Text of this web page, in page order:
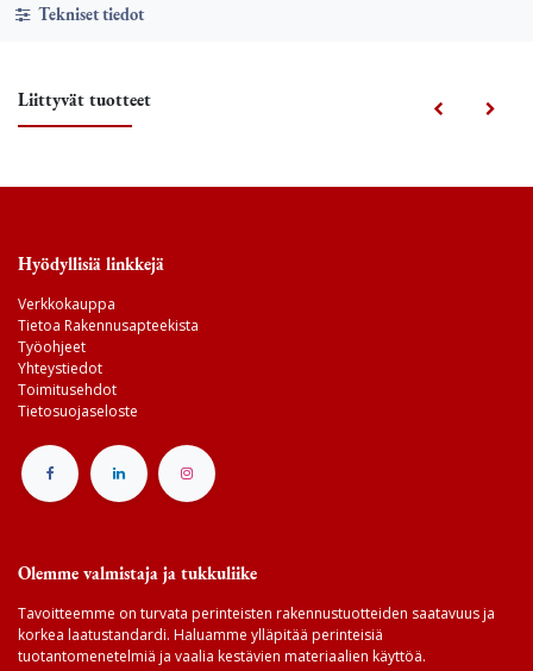
Tekniset tiedot
Liittyvät tuotteet
Hyödyllisiä linkkejä
Verkkokauppa
Tietoa Rakennusapteekista
Työohjeet
Yhteystiedot
Toimitusehdot
Tietosuojaseloste
Olemme valmistaja ja tukkuliike
Tavoitteemme on turvata perinteisten rakennustuotteiden saatavuus ja
korkea laatustandardi. Haluamme ylläpitää perinteisiä
tuotantomenetelmiä ja vaalia kestävien materiaalien käyttöä.